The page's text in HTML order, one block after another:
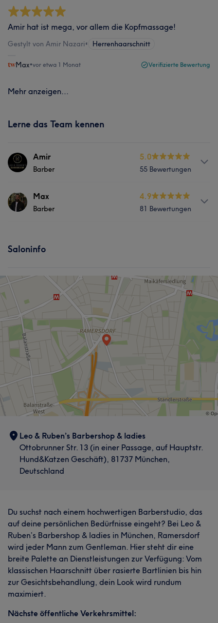
Amir hat ist mega, vor allem die Kopfmassage!
Gestylt von Amir Nazari• Herrenhaarschnitt
Max•vor etwa 1 Monat Verifizierte Bewertung
Mehr anzeigen...
Lerne das Team kennen
Amir
Barber
5.0
55 Bewertungen
Services
5
Max
Barber
4.9
81 Bewertungen
Haarentfernung
Was unsere Kunden über Max sagen
Freundlich 6 Kompetent 5
Saloninfo
Leo & Ruben’s Barbershop & ladies
Ottobrunner Str. 13 (in einer Passage, auf Hauptstr.
Hund&Katzen Geschäft), 81737 München,
Deutschland
Du suchst nach einem hochwertigen Barberstudio, das
auf deine persönlichen Bedürfnisse eingeht? Bei Leo &
Ruben’s Barbershop & ladies in München, Ramersdorf
wird jeder Mann zum Gentleman. Hier steht dir eine
breite Palette an Dienstleistungen zur Verfügung: Vom
klassischen Haarschnitt über rasierte Bartlinien bis hin
zur Gesichtsbehandlung, dein Look wird rundum
maximiert.
Nächste öffentliche Verkehrsmittel: